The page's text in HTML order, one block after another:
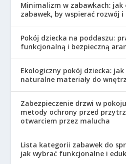
Minimalizm w zabawkach: jak
zabawek, by wspierać rozwój
Pokój dziecka na poddaszu:
funkcjonalną i bezpieczną
Ekologiczny pokój dziecka:
naturalne materiały do
Zabezpieczenie drzwi w
metody ochrony przed
otwarciem przez malucha
Lista kategorii zabawek do
jak wybrać funkcjonalne i